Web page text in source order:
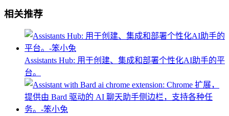
相关推荐
Assistants Hub: 用于创建、集成和部署个性化AI助手的平
台。